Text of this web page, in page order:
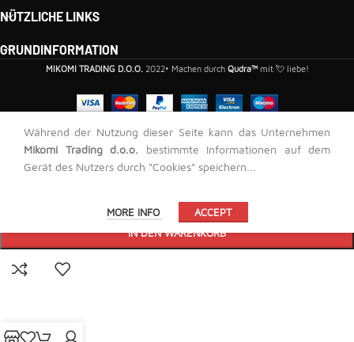
NÜTZLICHE LINKS
GRUNDINFORMATION
MIKOMI TRADING D.O.O. 2022• Machen durch Qudra™mit 💘 liebe!
Während der Nutzung dieser Seite kann das Unternehmen
Mikomi Trading d.o.o. bestimmte Informationen auf dem
Gerät des Nutzers durch "Cookies" speichern...
MORE INFO ACCEPT
Abschlusskappe für LED-Profil A-2507 / Grau
35,00RSD
IN DEN WARENKORB